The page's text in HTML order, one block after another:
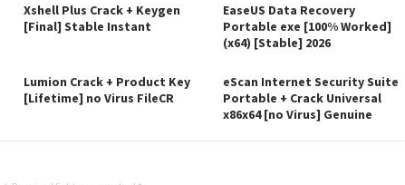
Xshell Plus Crack + Keygen
[Final] Stable Instant
EaseUS Data Recovery
Portable exe [100% Worked]
(x64) [Stable] 2026
Lumion Crack + Product Key
[Lifetime] no Virus FileCR
eScan Internet Security Suite
Portable + Crack Universal
x86x64 [no Virus] Genuine